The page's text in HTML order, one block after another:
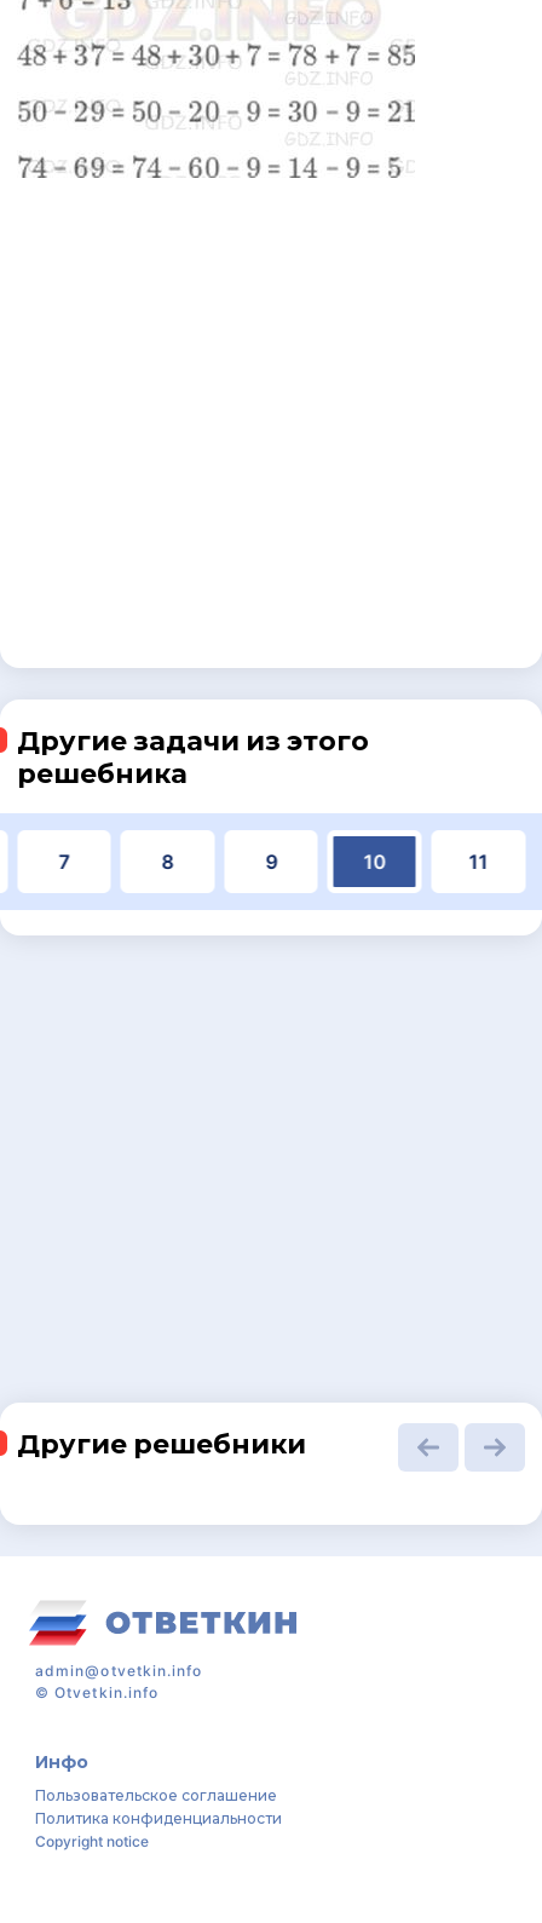
Другие задачи из этого
решебника
7 8 9 10 11
Другие решебники
admin@otvetkin.info
©Otvetkin.info
Инфо
Пользовательское соглашение
Политика конфиденциальности
Copyright notice